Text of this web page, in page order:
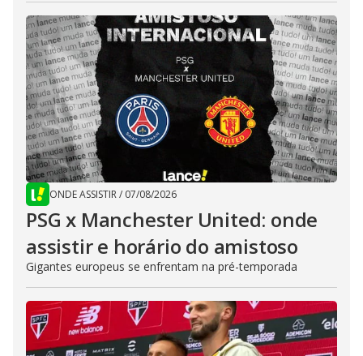
ONDE ASSISTIR/ 07/08/2026
PSG x Manchester United: onde
assistir e horário do amistoso
Gigantes europeus se enfrentam na pré-temporada